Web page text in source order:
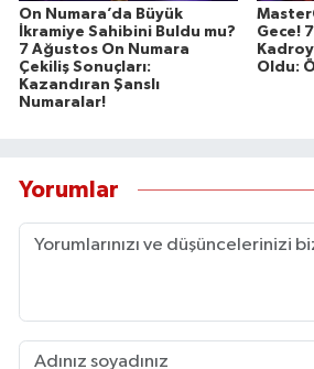
On Numara’da Büyük
İkramiye Sahibini Buldu mu?
7 Ağustos On Numara
Çekiliş Sonuçları:
Kazandıran Şanslı
Numaralar!
Gece!
Oldu:
Yorumlar